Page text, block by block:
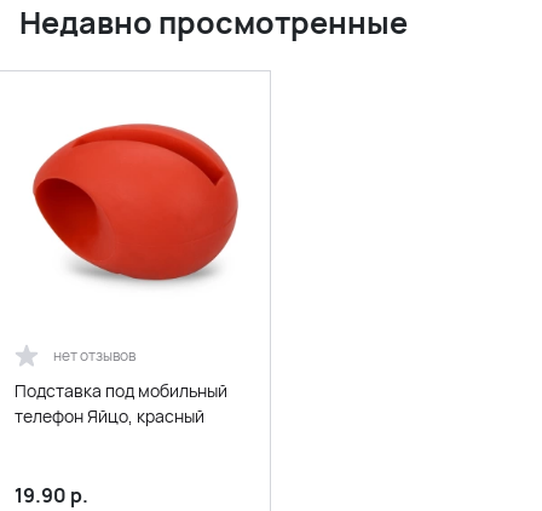
Недавно просмотренные
нет отзывов
Подставка под мобильный
телефон Яйцо, красный
19.90 р.